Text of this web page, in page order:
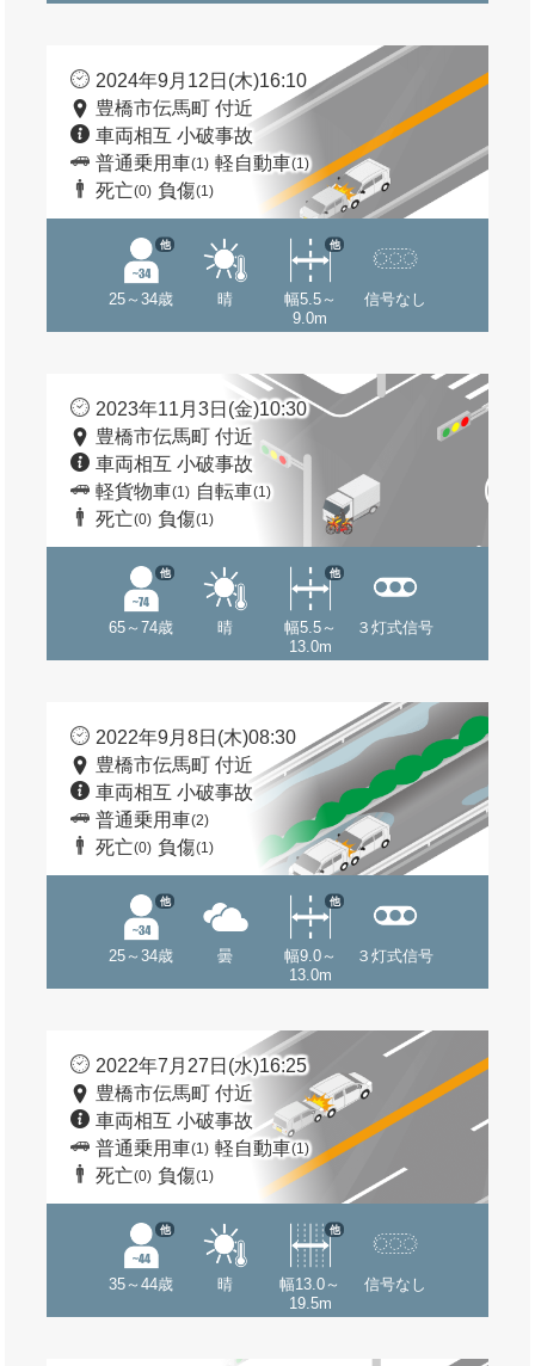
2024年9月12日(木)16:10
豊橋市伝馬町 付近
車両相互 小破事故
普通乗用車(1) 軽自動車(1)
死亡(0) 負傷(1)
25～34歳
他
晴
幅5.5～
9.0m
他
信号なし
2023年11月3日(金)10:30
豊橋市伝馬町 付近
車両相互 小破事故
軽貨物車(1) 自転車(1)
死亡(0) 負傷(1)
65～74歳
他
晴
幅5.5～
13.0m
他
３灯式信号
2022年9月8日(木)08:30
豊橋市伝馬町 付近
車両相互 小破事故
普通乗用車(2)
死亡(0) 負傷(1)
25～34歳
他
曇
幅9.0～
13.0m
他
３灯式信号
2022年7月27日(水)16:25
豊橋市伝馬町 付近
車両相互 小破事故
普通乗用車(1) 軽自動車(1)
死亡(0) 負傷(1)
35～44歳
他
晴
幅13.0～
19.5m
他
信号なし